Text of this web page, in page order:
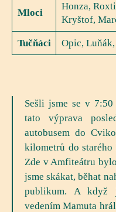
Mloci
Honza,
Kryštof,
Tučňáci Opic,
Sešli jsme se v
tato výprava
autobusem do
kilometrů do
Zde v Amfiteátru
jsme skákat, běhat
publikum. A když
vedením Mamuta